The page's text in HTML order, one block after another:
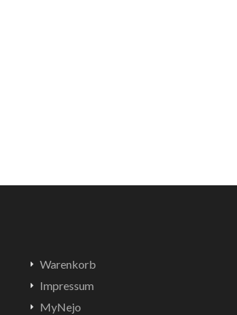
Warenkorb
Impressum
MyNejo